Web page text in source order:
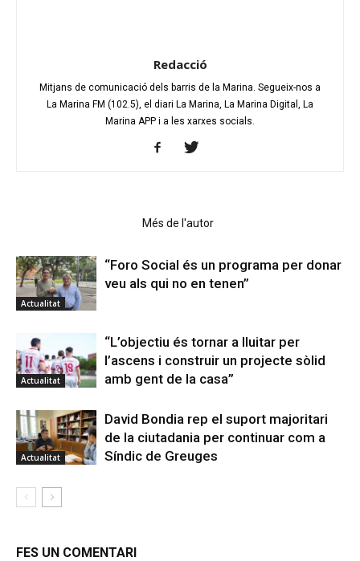
Redacció
Mitjans de comunicació dels barris de la Marina. Segueix-nos a
La Marina FM (102.5), el diari La Marina, La Marina Digital, La
Marina APP i a les xarxes socials.
Més de l'autor
Actualitat
“Foro Social és un programa per donar
veu als qui no en tenen”
Actualitat
“L’objectiu és tornar a lluitar per
l’ascens i construir un projecte sòlid
amb gent de la casa”
Actualitat
David Bondia rep el suport majoritari
de la ciutadania per continuar com a
Síndic de Greuges
FES UN COMENTARI